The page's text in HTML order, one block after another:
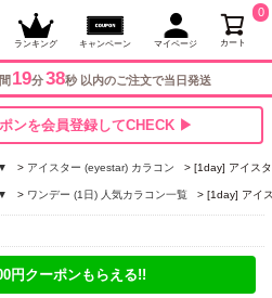
ランキング キャンペーン マイページ カート
0
19分37秒 以内のご注文で当日発送
ンを会員登録してCHECK ▶
アイスター (eyestar) カラコン [1day] アイス
ワンデー (1日) 人気カラコン一覧 [1day] アイ
円クーポンもらえる!!